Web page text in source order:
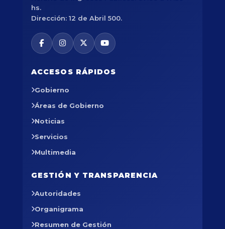
hs.
Dirección: 12 de Abril 500.
ACCESOS RÁPIDOS
Gobierno
Áreas de Gobierno
Noticias
Servicios
Multimedia
GESTIÓN Y TRANSPARENCIA
Autoridades
Organigrama
Resumen de Gestión